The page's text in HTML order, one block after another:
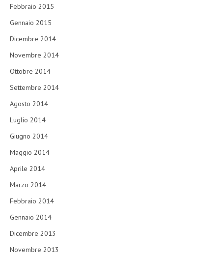
Febbraio 2015
Gennaio 2015
Dicembre 2014
Novembre 2014
Ottobre 2014
Settembre 2014
Agosto 2014
Luglio 2014
Giugno 2014
Maggio 2014
Aprile 2014
Marzo 2014
Febbraio 2014
Gennaio 2014
Dicembre 2013
Novembre 2013